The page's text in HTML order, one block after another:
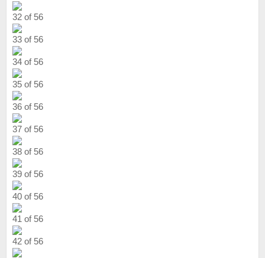
32 of 56
33 of 56
34 of 56
35 of 56
36 of 56
37 of 56
38 of 56
39 of 56
40 of 56
41 of 56
42 of 56